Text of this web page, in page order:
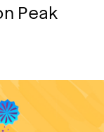
Peak